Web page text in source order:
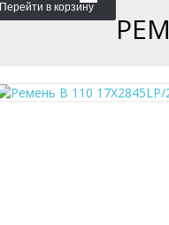
Перейти в корзину